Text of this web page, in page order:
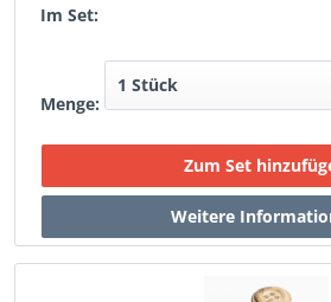
Im Set:
Menge: